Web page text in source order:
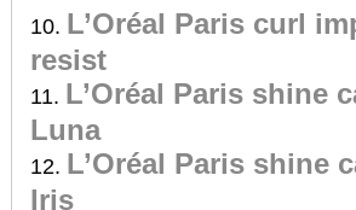
L’Oréal Paris curl
resist
L’Oréal Paris shine
Luna
L’Oréal Paris shine
Iris